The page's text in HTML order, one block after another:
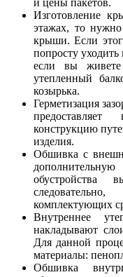
и цены пакетов.
Изготовление
этажах, то нужно
крыши. Если
попросту
если вы
утепленный
козырька.
Герметизация
конструкцию
изделия.
Обшивка с
обустройства
комплектующих
Внутреннее
накладывают
Для данной
материалы:
Обшивка